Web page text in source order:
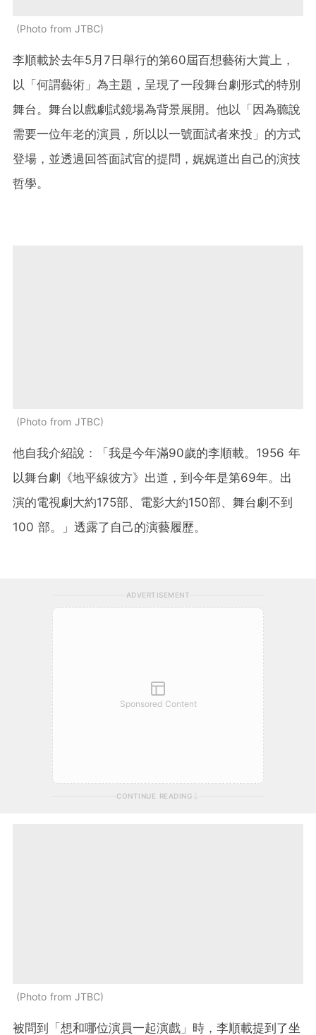
Photo from JTBC
李順載於去年5月7日舉行的第60屆百想藝術大賞上，
以「何謂藝術」為主題，呈現了一段舞台劇形式的特別
舞台。舞台以戲劇試鏡場為背景展開。他以「因為聽說
需要一位年老的演員，所以以一號面試者來投」的方式
登場，並透過回答面試官的提問，娓娓道出自己的演技
哲學。
Photo from JTBC
他自我介紹說：「我是今年滿90歲的李順載。1956 年
以舞台劇《地平線彼方》出道，到今年是第69年。出
演的電視劇大約175部、電影大約150部、舞台劇不到
100 部。」透露了自己的演藝履歷。
ADVERTISEMENT
Sponsored Content
CONTINUE READING
Photo from JTBC
被問到「想和哪位演員一起演戲」時，李順載提到了坐